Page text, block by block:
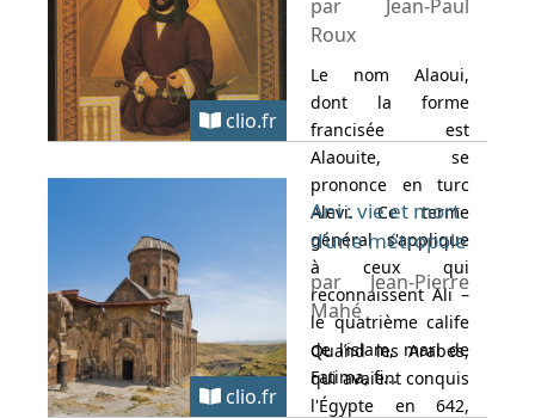
clio.fr
par Jean-Paul
Roux
Le nom Alaoui,
dont la forme
francisée est
Alaouite, se
prononce en turc
Alevi. Ce terme
général s'applique
à ceux qui
reconnaissent Ali –
le quatrième calife
de l’islam, mari de
Fatima, fi...
clio.fr
Ani : vie et mort
d’une métropole
par Jean-Pierre
Mahé
Quand les Arabes,
qui avaient conquis
l'Égypte en 642,